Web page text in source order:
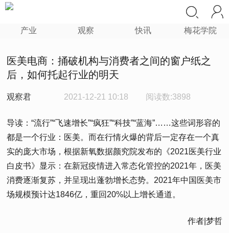
产业 观察 快讯 梅花学院
医美电商：捅破机构与消费者之间的窗户纸之
后，如何托起行业的明天
观察君 2021-12-21 10:18 阅读数:3898
导读：“流行”“飞速增长”“疯狂”“科技”“蓝海”……这些词形容的
都是一个行业：医美。而在行情火爆的背后一定存在一个真
实的庞大市场，根据新氧数据颜究院发布的《2021医美行业
白皮书》显示：在新冠疫情进入常态化管控的2021年，医美
消费逐渐复苏，并呈现出蓬勃增长态势。2021年中国医美市
场规模预计达1846亿，重回20%以上增长通道。
作者|梦哲